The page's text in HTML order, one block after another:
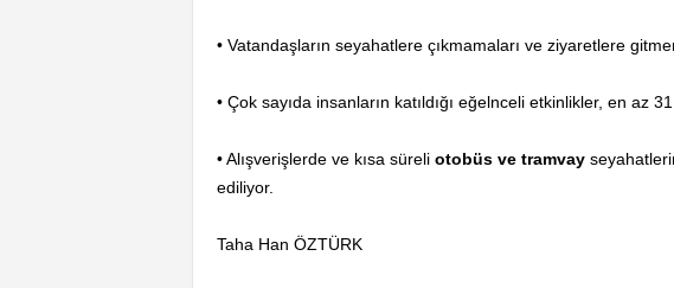
• Vatandaşların seyahatlere çıkmamaları ve ziyaretlere
• Çok sayıda insanların katıldığı eğelnceli etkinlikler, en az
• Alışverişlerde ve kısa süreli otobüs ve tramvay
ediliyor.
Taha Han ÖZTÜRK